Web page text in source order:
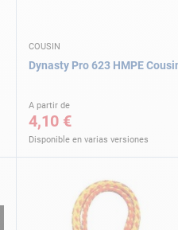
COUSIN
Dynasty Pro 623 HMPE
A partir de
4,10 €
Disponible en varias versiones